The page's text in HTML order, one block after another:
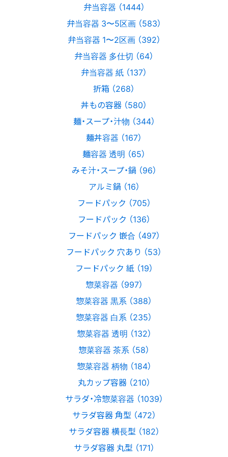
弁当容器 （1444）
弁当容器 3〜5区画 （583）
弁当容器 1〜2区画 （392）
弁当容器 多仕切 （64）
弁当容器 紙 （137）
折箱 （268）
丼もの容器 （580）
麺・スープ・汁物 （344）
麺丼容器 （167）
麺容器 透明 （65）
みそ汁・スープ・鍋 （96）
アルミ鍋 （16）
フードパック （705）
フードパック （136）
フードパック 嵌合 （497）
フードパック 穴あり （53）
フードパック 紙 （19）
惣菜容器 （997）
惣菜容器 黒系 （388）
惣菜容器 白系 （235）
惣菜容器 透明 （132）
惣菜容器 茶系 （58）
惣菜容器 柄物 （184）
丸カップ容器 （210）
サラダ・冷惣菜容器 （1039）
サラダ容器 角型 （472）
サラダ容器 横長型 （182）
サラダ容器 丸型 （171）